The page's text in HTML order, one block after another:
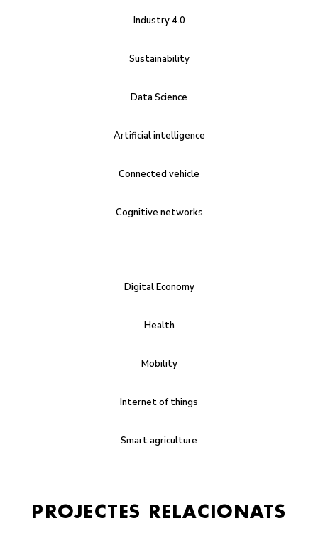
Industry 4.0
Sustainability
Data Science
Artificial intelligence
Connected vehicle
Cognitive networks
Digital Economy
Health
Mobility
Internet of things
Smart agriculture
PROJECTES RELACIONATS